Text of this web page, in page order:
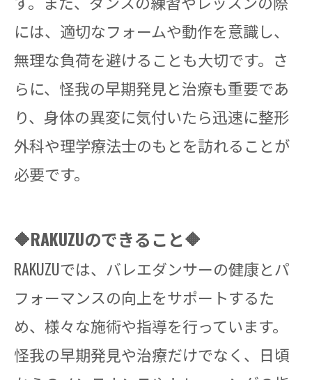
には、適切なフォームや動作を意識し、
無理な負荷を避けることも大切です。さ
らに、怪我の早期発見と治療も重要であ
り、身体の異変に気付いたら迅速に整形
外科や理学療法士のもとを訪れることが
必要です。
🔶RAKUZUのできること🔶
RAKUZUでは、バレエダンサーの健康とパ
フォーマンスの向上をサポートするた
め、様々な施術や指導を行っています。
怪我の早期発見や治療だけでなく、日頃